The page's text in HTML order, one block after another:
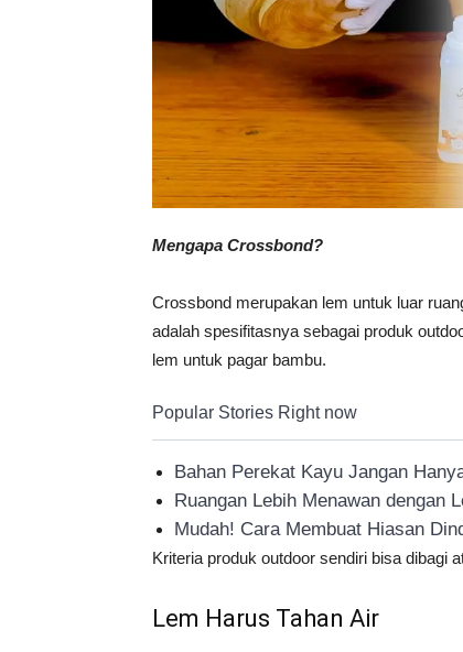
Mengapa Crossbond?
Crossbond merupakan lem untuk luar
adalah spesifitasnya sebagai produk
lem untuk pagar bambu.
Popular Stories Right now
Bahan Perekat Kayu Jangan
Ruangan Lebih Menawan dengan
Mudah! Cara Membuat Hiasan
Kriteria produk outdoor sendiri bisa dibagi
Lem Harus Tahan Air